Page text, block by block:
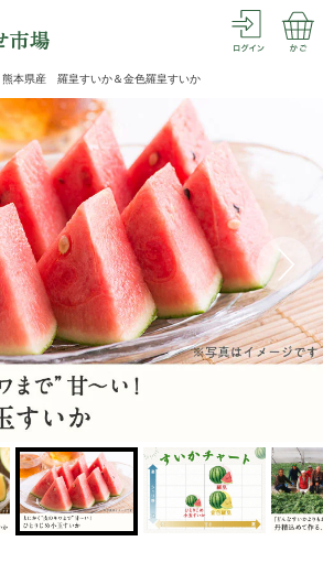
熊本県産 羅皇すいか＆金色羅皇すいか